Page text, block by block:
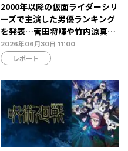
2000年以降の仮面ライダーシリ
ーズで主演した男優ランキング
を発表…菅田将暉や竹内涼真ら
がランクイン【タレントパワー
ランキング】
2026年06月30日 11:00
レポート